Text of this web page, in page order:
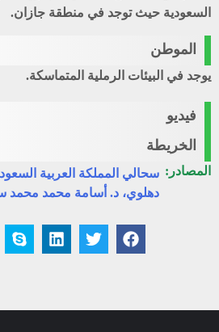
السعودية حيث توجد في منطقة جازان.
الموطن
يوجد في البيئات الرملية المتماسكة.
فيديو
الخريطة
المصادر: سحالي المملكة العربية
دهلوي، د. أسامة محمد محمد